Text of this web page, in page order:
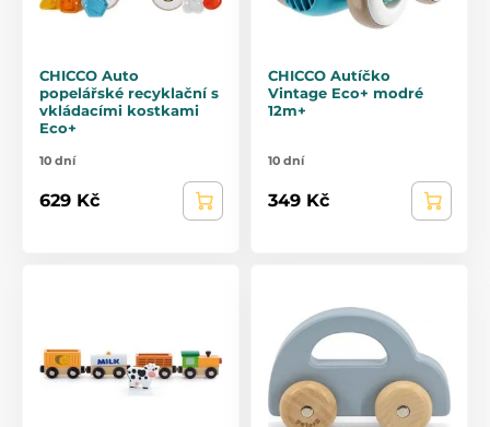
angličáci, ti jsou tu samozřejmě také! Možná najdete nějaký,
CHICCO Auto
popelářské recyklační s
vkládacími kostkami
Eco+
10 dní
629 Kč
CHICCO Autíčko
Vintage Eco+ modré
12m+
10 dní
349 Kč